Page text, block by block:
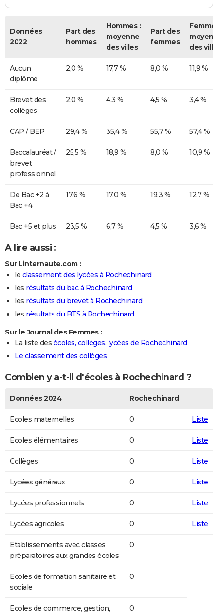
Données
2022
Part des
hommes
Hommes :
moyenne
des villes
Part des
femmes
des
Aucun
diplôme
2,0 % 17,7 % 8,0 % 11,9 %
Brevet des
collèges
2,0 % 4,3 % 4,5 % 3,4 %
CAP / BEP 29,4 % 35,4 % 55,7 % 57,4 %
Baccalauréat /
brevet
professionnel
25,5 % 18,9 % 8,0 % 10,9 %
De Bac +2 à
Bac +4
17,6 % 17,0 % 19,3 % 12,7 %
Bac +5 et plus 23,5 % 6,7 % 4,5 % 3,6 %
A lire aussi :
Sur Linternaute.com :
le classement des lycées à Rochechinard
les résultats du bac à Rochechinard
les résultats du brevet à Rochechinard
les résultats du BTS à Rochechinard
Sur le Journal des Femmes :
La liste des écoles, collèges, lycées de Rochechinard
Le classement des collèges
Combien y a-t-il d'écoles à Rochechinard ?
Données 2024 Rochechinard
Ecoles maternelles 0 Liste
Ecoles élémentaires 0 Liste
Collèges 0 Liste
Lycées généraux 0 Liste
Lycées professionnels 0 Liste
Lycées agricoles 0 Liste
Etablissements avec classes
préparatoires aux grandes écoles
0
Ecoles de formation sanitaire et
sociale
0
Ecoles de commerce, gestion,
0